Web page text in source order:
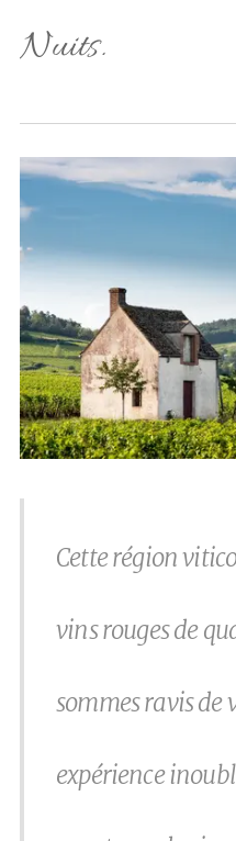
Nuits.
Cette région
vins rouges de
sommes ravis de
expérience